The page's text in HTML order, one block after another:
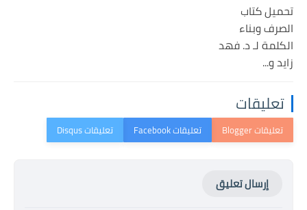
تحميل كتاب
الصرف وبناء
الكلمة لـ د. فهد
زايد و...
تعليقات
إرسال تعليق